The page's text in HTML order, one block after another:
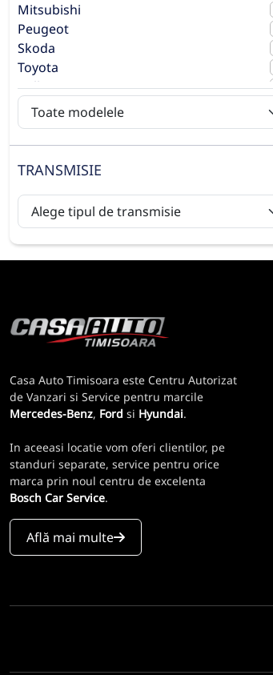
Mitsubishi
Peugeot
Skoda
Toyota
Volkswagen
Volvo
TRANSMISIE
Casa Auto Timisoara este Centru Autorizat
de Vanzari si Service pentru marcile
Mercedes-Benz, Ford si Hyundai.
In aceeasi locatie vom oferi clientilor, pe
standuri separate, service pentru orice
marca prin noul centru de excelenta
Bosch Car Service.
Află mai multe